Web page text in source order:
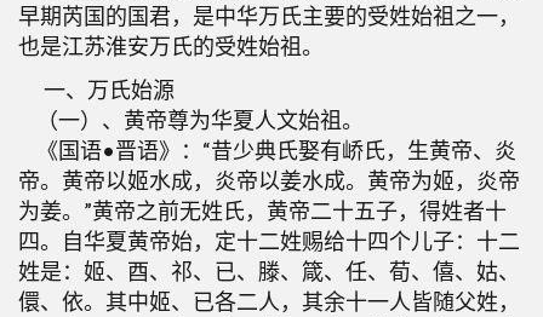
早期芮国的国君，是中华万氏主要的受姓始祖之一，
也是江苏淮安万氏的受姓始祖。
一、万氏始源
（一）、黄帝尊为华夏人文始祖。
《国语•晋语》：“昔少典氏娶有峤氏，生黄帝、炎
帝。黄帝以姬水成，炎帝以姜水成。黄帝为姬，炎帝
为姜。”黄帝之前无姓氏，黄帝二十五子，得姓者十
四。自华夏黄帝始，定十二姓赐给十四个儿子：十二
姓是：姬、酉、祁、已、滕、箴、任、荀、僖、姑、
儇、依。其中姬、已各二人，其余十一人皆随父姓，